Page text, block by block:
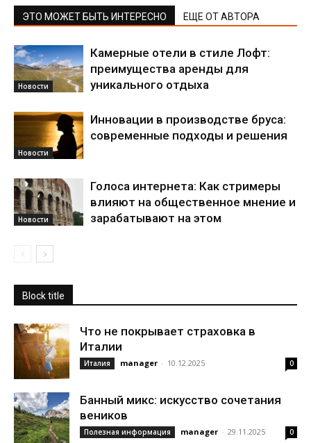
ЭТО МОЖЕТ БЫТЬ ИНТЕРЕСНО ЕЩЕ ОТ АВТОРА
Новости
Камерные отели в стиле Лофт:
преимущества аренды для
уникального отдыха
Новости
Инновации в производстве бруса:
современные подходы и решения
Новости
Голоса интернета: Как стримеры
влияют на общественное мнение и
зарабатывают на этом
Block title
Что не покрывает страховка в
Италии
Италия manager - 10.12.2025 0
Банный микс: искусство сочетания
веников
Полезная информация manager - 29.11.2025 0